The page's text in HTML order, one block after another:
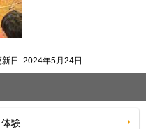
日: 2024年5月24日
験